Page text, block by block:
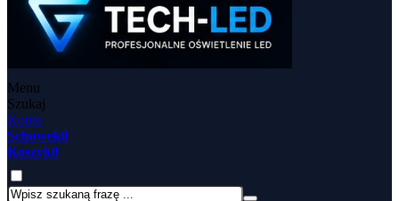
Menu
Szukaj
Konto
Schowek0
Koszyk0